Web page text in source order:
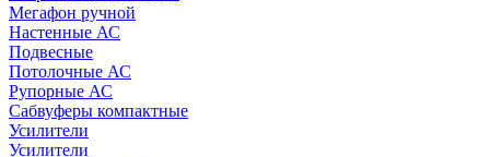
Мегафон ручной
Настенные АС
Подвесные
Потолочные АС
Рупорные АС
Сабвуферы компактные
Усилители
Усилители